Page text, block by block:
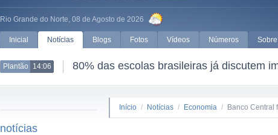
Rio Grande do Norte, 08 de Agosto de 2026
Inicial Notícias Blogs Fotos Vídeos Números Sobre
Plantão 14:06 80% das escolas brasileiras já discutem
notícias
Início / Notícias / Economia / Banco Central